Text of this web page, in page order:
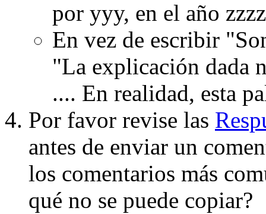
por yyy, en el año
En vez de escribir
"La explicación dada
.... En realidad, esta
Por favor revise las
antes de enviar un
los comentarios más
qué no se puede copiar?